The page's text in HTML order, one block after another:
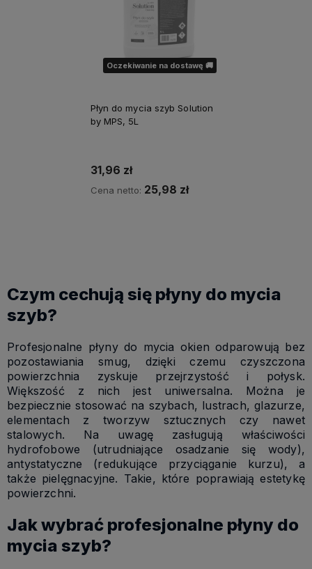
Oczekiwanie na dostawę 🚚
Płyn do mycia szyb Solution
by MPS, 5L
31,96 zł
Cena netto: 25,98 zł
Czym cechują się płyny do mycia
szyb?
Profesjonalne płyny do mycia okien odparowują bez
pozostawiania smug, dzięki czemu czyszczona
powierzchnia zyskuje przejrzystość i połysk.
Większość z nich jest uniwersalna. Można je
bezpiecznie stosować na szybach, lustrach, glazurze,
elementach z tworzyw sztucznych czy nawet
stalowych. Na uwagę zasługują właściwości
hydrofobowe (utrudniające osadzanie się wody),
antystatyczne (redukujące przyciąganie kurzu), a
także pielęgnacyjne. Takie, które poprawiają estetykę
powierzchni.
Jak wybrać profesjonalne płyny do
mycia szyb?